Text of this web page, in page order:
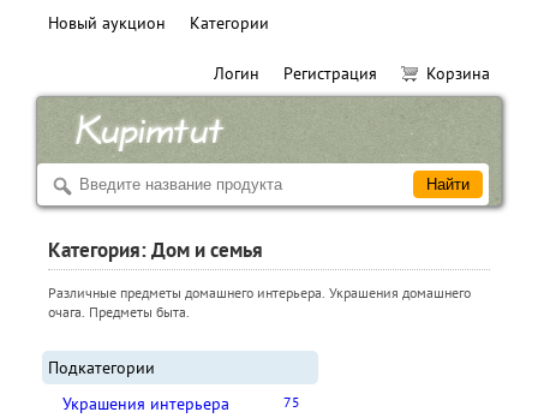
Новый аукцион Категории
Логин Регистрация Корзина
Категория: Дом и семья
Различные предметы домашнего интерьера. Украшения домашнего
очага. Предметы быта.
Подкатегории
Украшения интерьера
75